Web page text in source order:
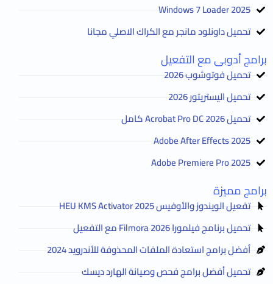
2025 Windows 7 Loader
تحميل داونلود مانجر مع الكراك الاصلي مجانا
برامج أدوبى مع التفعيل
تحميل فوتوشوب 2026
تحميل اليستريتور 2026
تحميل Acrobat Pro DC 2026 كامل
Adobe After Effects 2025
Adobe Premiere Pro 2025
برامج مميزة
تفعيل الويندوز والأوفيس HEU KMS Activator 2025
تحميل برنامج فيلمورا Filmora 2026 مع التفعيل
أفضل برامج استعادة الملفات المحذوفة للأندرويد 2024
تحميل أفضل برامج فحص وصيانة الهارد ديسك